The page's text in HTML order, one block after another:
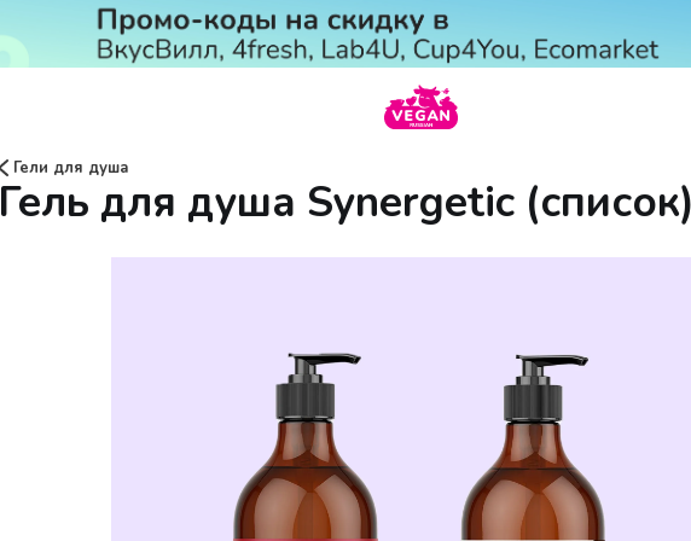
Гели для душа
Гель для душа Synergetic